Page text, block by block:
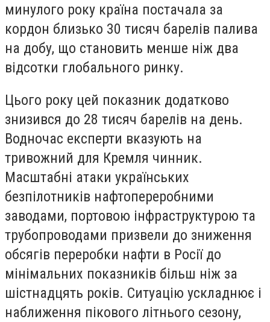
минулого року країна постачала за
кордон близько 30 тисяч барелів палива
на добу, що становить менше ніж два
відсотки глобального ринку.
Цього року цей показник додатково
знизився до 28 тисяч барелів на день.
Водночас експерти вказують на
тривожний для Кремля чинник.
Масштабні атаки українських
безпілотників нафтопереробними
заводами, портовою інфраструктурою та
трубопроводами призвели до зниження
обсягів переробки нафти в Росії до
мінімальних показників більш ніж за
шістнадцять років. Ситуацію ускладнює і
наближення пікового літнього сезону,